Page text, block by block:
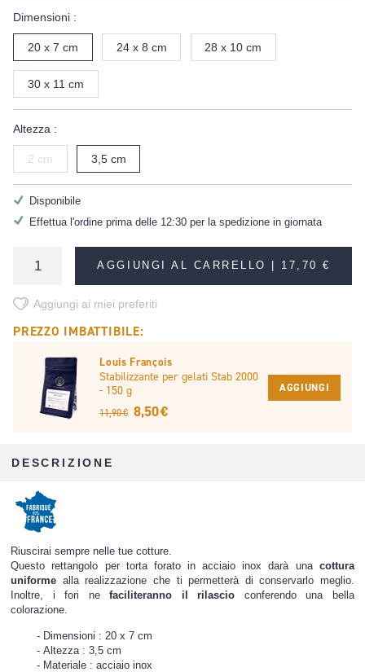
Dimensioni :
20 x 7 cm 24 x 8 cm 28 x 10 cm
30 x 11 cm
Altezza :
2 cm 3,5 cm
Disponibile
Effettua l'ordine prima delle 12:30 per la spedizione in giornata
AGGIUNGI AL CARRELLO | 17,70 €
Aggiungi ai miei preferiti
PREZZO IMBATTIBILE:
Louis François
Stabilizzante per gelati Stab 2000
- 150 g
11,90 € 8,50 €
AGGIUNGI
DESCRIZIONE
Riuscirai sempre nelle tue cotture.
Questo rettangolo per torta forato in acciaio inox darà una cottura
uniforme alla realizzazione che ti permetterà di conservarlo meglio.
Inoltre, i fori nefaciliteranno il rilascio conferendo una bella
colorazione.
Dimensioni : 20 x 7 cm
Altezza : 3,5 cm
Materiale : acciaio inox